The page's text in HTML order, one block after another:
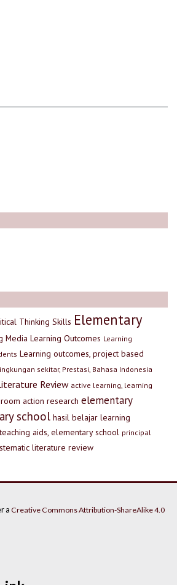
Thinking Skills Elementary
Media Learning Outcomes Learning
Learning outcomes, project based
sekitar, Prestasi, Bahasa Indonesia
Review active learning, learning
action research elementary
school hasil belajar learning
aids, elementary school principal
literature review
a Creative Commons Attribution-ShareAlike 4.0